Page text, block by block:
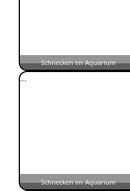
Schnecken im Aquarium
Schnecken im Aquarium
…